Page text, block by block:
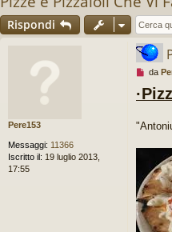
m
en
idi
Rispondi
Pere153
Messaggi: 11366
Iscritto il: 19 luglio 2013,
17:55
M
s
g
d
a
l
e
g
da